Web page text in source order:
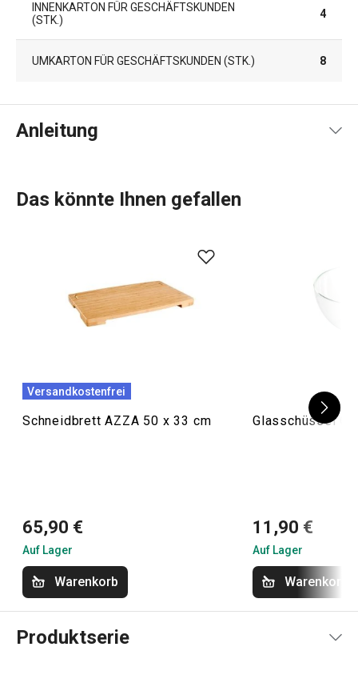
INNENKARTON FÜR GESCHÄFTSKUNDEN
(STK.)
4
UMKARTON FÜR GESCHÄFTSKUNDEN (STK.) 8
Anleitung
Das könnte Ihnen gefallen
Versandkostenfrei
Schneidbrett AZZA 50 x 33 cm
65,90 €
Auf Lager
Warenkorb
Glasschüssel
11,90 €
Auf Lager
Warenkorb
Produktserie